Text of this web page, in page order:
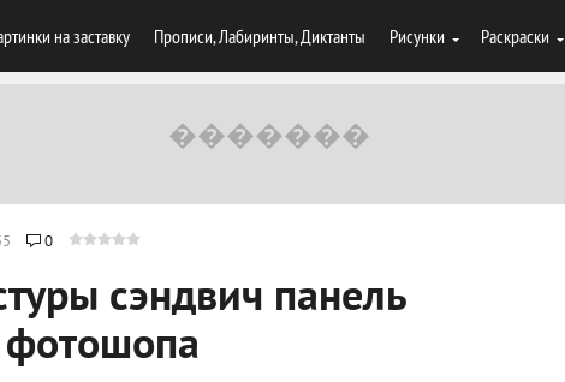
на заставку Прописи, Лабиринты, Диктанты Рисунки Раскраски
0
сэндвич панель